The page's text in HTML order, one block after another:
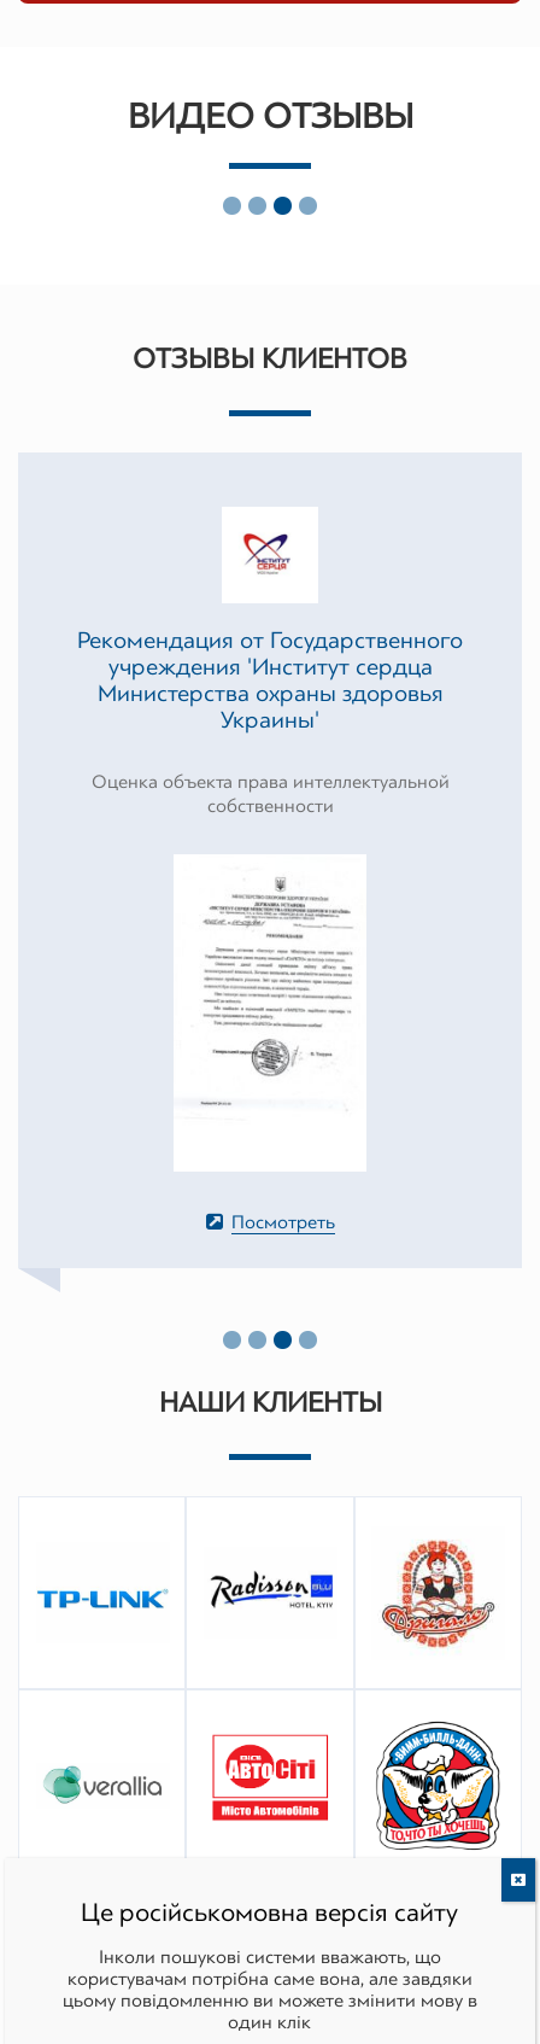
ВИДЕО ОТЗЫВЫ
ОТЗЫВЫ КЛИЕНТОВ
Рекомендация от Государственного
учреждения 'Институт сердца
Министерства охраны здоровья
Украины'
Оценка объекта права интеллектуальной
собственности
Посмотреть
НАШИ КЛИЕНТЫ
Все рекомендации
Це російськомовна версія сайту
Інколи пошукові системи вважають, що
користувачам потрібна саме вона, але завдяки
цьому повідомленню ви можете змінити мову в
один клік